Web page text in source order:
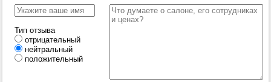
Тип отзыва
отрицательный
нейтральный
положительный